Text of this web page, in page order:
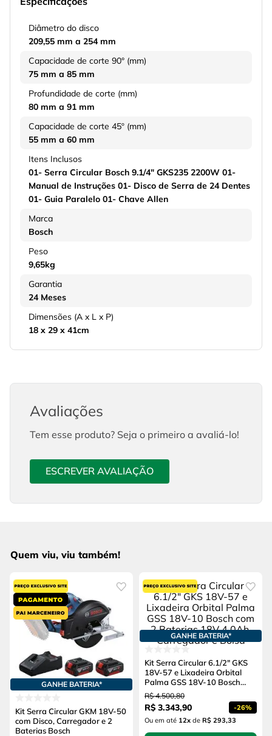
Diâmetro do disco
209,55 mm a 254 mm
Capacidade de corte 90° (mm)
75 mm a 85 mm
Profundidade de corte (mm)
80 mm a 91 mm
Capacidade de corte 45º (mm)
55 mm a 60 mm
Itens Inclusos
01- Serra Circular Bosch 9.1/4" GKS235 2200W 01-
Manual de Instruções 01- Disco de Serra de 24 Dentes
01- Guia Paralelo 01- Chave Allen
Marca
Bosch
Peso
9,65kg
Garantia
24 Meses
Dimensões (A x L x P)
18 x 29 x 41cm
Avaliações
Tem esse produto? Seja o primeiro a avaliá-lo!
ESCREVER AVALIAÇÃO
Quem viu, viu também!
GANHE BATERIA*
Kit Serra Circular GKM 18V-50
com Disco, Carregador e 2
Baterias Bosch
GANHE BATERIA*
Kit Serra Circular 6.1/2" GKS
18V-57 e Lixadeira Orbital
Palma GSS 18V-10 Bosch
com 2 Baterias 18V 4.0Ah,
Carregador e Bolsa
R$ 4.500,80
R$ 3.343,90 -26%
Ou em até 12x de R$ 293,33